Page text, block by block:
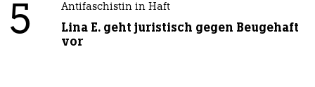
5 Antifaschistin in Haft
Lina E. geht juristisch gegen Beugehaft
vor